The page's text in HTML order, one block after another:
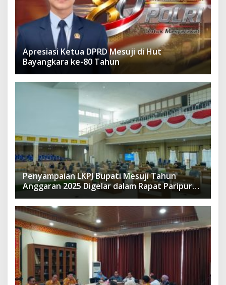
Apresiasi Ketua DPRD Mesuji di Hut
Bayangkara ke-80 Tahun
Penyampaian LKPJ Bupati Mesuji Tahun
Anggaran 2025 Digelar dalam Rapat Paripurna
DPRD